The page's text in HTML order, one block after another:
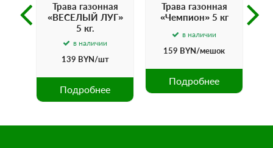
Трава газонная
«ВЕСЕЛЫЙ ЛУГ»
5 кг.
в наличии
139 BYN/шт
Подробнее
Трава газонная
«Чемпион» 5 кг
в наличии
159 BYN/мешок
Подробнее